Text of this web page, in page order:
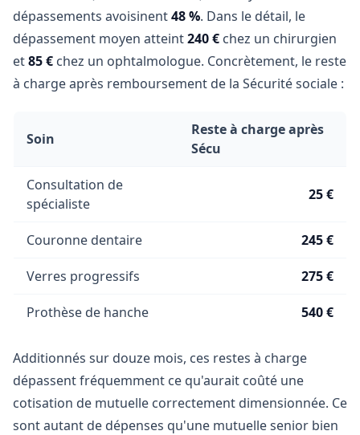
dépassements avoisinent48 %. Dans le détail, le
dépassement moyen atteint240 € chez un chirurgien
et85 € chez un ophtalmologue. Concrètement, le reste
à charge après remboursement de la Sécurité sociale :
Soin
Reste à charge après
Sécu
Consultation de
spécialiste
25 €
Couronne dentaire 245 €
Verres progressifs 275 €
Prothèse de hanche 540 €
Additionnés sur douze mois, ces restes à charge
dépassent fréquemment ce qu'aurait coûté une
cotisation de mutuelle correctement dimensionnée. Ce
sont autant de dépenses qu'une mutuelle senior bien